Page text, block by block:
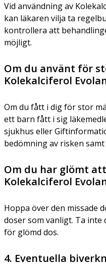
Vid användning av
kan läkaren vilja ta
kontrollera att
möjligt.
Om du använt för
Kolekalciferol
Om du fått i dig för stor
ett barn fått i sig
sjukhus eller
bedömning av risken
Om du har glömt
Kolekalciferol
Hoppa över den missade
doser som vanligt. Ta
för glömd dos.
4. Eventuella